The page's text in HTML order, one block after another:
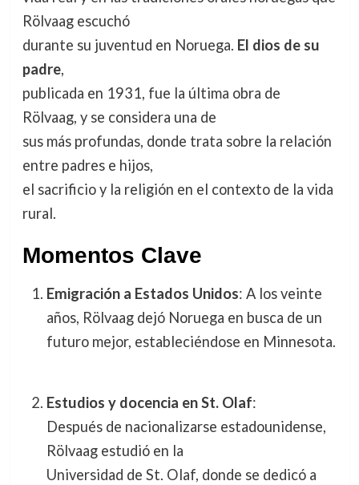
Rölvaag escuchó
durante su juventud en Noruega. El dios de su
padre,
publicada en 1931, fue la última obra de
Rölvaag, y se considera una de
sus más profundas, donde trata sobre la relación
entre padres e hijos,
el sacrificio y la religión en el contexto de la vida
rural.
Momentos Clave
Emigración a Estados Unidos: A los veinte
años, Rölvaag dejó Noruega en busca de un
futuro mejor, estableciéndose en Minnesota.
Estudios y docencia en St. Olaf:
Después de nacionalizarse estadounidense,
Rölvaag estudió en la
Universidad de St. Olaf, donde se dedicó a